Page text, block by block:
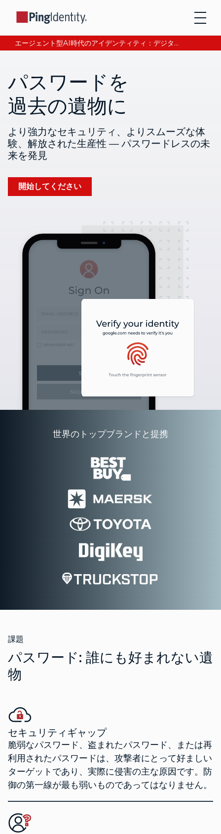
エージェント型AI時代のアイデンティティ：デジタル信頼の獲得と検証について、CEOアンドレ・デュランが語る。今すぐ読む。
パスワードを
過去の遺物に
より強力なセキュリティ、よりスムーズな体
験、解放された生産性 — パスワードレスの未
来を発見
開始してください
世界のトップブランドと提携
課題
パスワード: 誰にも好まれない遺
物
セキュリティギャップ
脆弱なパスワード、盗まれたパスワード、または再
利用されたパスワードは、攻撃者にとって好ましい
ターゲットであり、実際に侵害の主な原因です。防
御の第一線が最も弱いものであってはなりません。